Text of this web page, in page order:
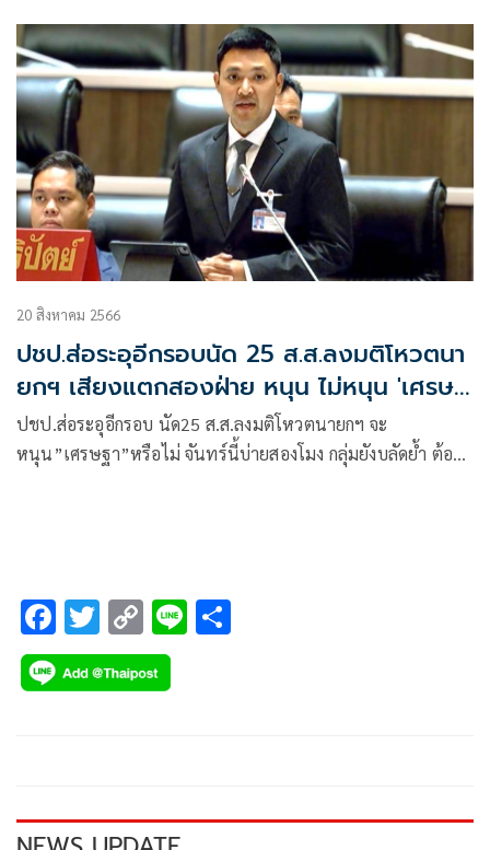
แต่สิ่งที่ปรากฏในร่างพ.ร.บ.งบประมาณรายจ่ายปี2567น่าผิด
หวัง
20 สิงหาคม 2566
ปชป.ส่อระอุอีกรอบนัด 25 ส.ส.ลงมติโหวตนา
ยกฯ เสียงแตกสองฝ่าย หนุน ไม่หนุน 'เศรษฐ
า'
ปชป.ส่อระอุอีกรอบ นัด25 ส.ส.ลงมติโหวตนายกฯ จะ
หนุน”เศรษฐา”หรือไม่ จันทร์นี้บ่ายสองโมง กลุ่มยังบลัดย้ำ ต้อง
F
ac
e
k
T
wi
tt
C
o
p
k
Li